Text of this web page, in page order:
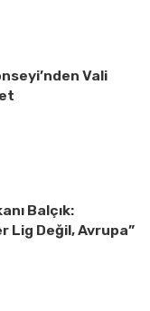
Vali
Balçık:
Lig Değil, Avrupa”